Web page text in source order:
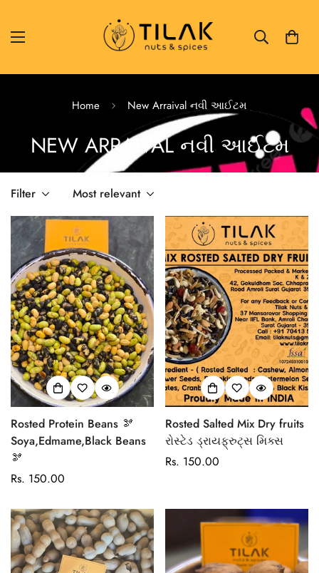
Home New Arraival નવી આઈટમ
NEW ARRAIVAL નવી આઈટમ
Filter Most relevant
Rosted Protein Beans 🫘
Soya,Edmame,Black Beans
🫘
Regular
Rs. 150.00
Rosted Salted Mix Dry fruits
રોસ્ટેડ ડ્રાયફ્રુટ્સ મિક્સ
Regular
Rs. 150.00